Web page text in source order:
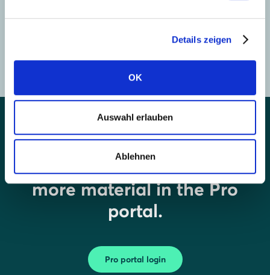
Details zeigen
OK
Auswahl erlauben
Ablehnen
Couldn't find what you
were looking for? There's
more material in the Pro
portal.
Pro portal login